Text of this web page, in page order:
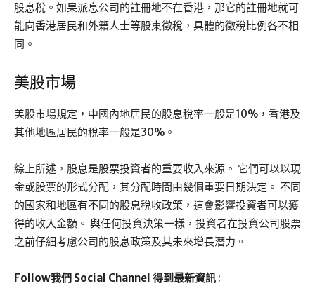
股息稅。如果派息公司的註冊地不在香港，那它的註冊地就可
能向香港居民和外籍人士等股東徵稅，具體的徵稅比例各不相
同。
美股市場
美股市場規定，中國內地居民的股息稅率一般是10%，香港及
其他地區居民的稅率一般是30%。
綜上所述，股息是股票投資者的重要收入來源。 它們可以以現
金或股票的形式分配，其分配時間由幾個重要日期決定。 不同
的國家和地區有不同的股息稅收政策，這會影響投資者可以獲
得的收入金額。 與任何投資決策一樣，投資者在投資公司股票
之前仔細考慮公司的股息政策及其未來增長潛力。
Follow我們 Social Channel 得到最新資訊 :